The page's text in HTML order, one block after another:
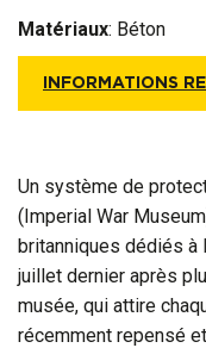
Matériaux: Béton
INFORMATIONS
Un système de
(Imperial War
britanniques dédiés à
juillet dernier après
musée, qui attire
récemment repensé